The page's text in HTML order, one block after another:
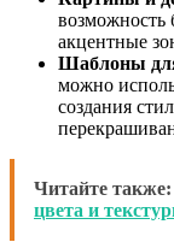
возможность
акцентные
Шаблоны
можно
создания
Читайте также:
цвета и